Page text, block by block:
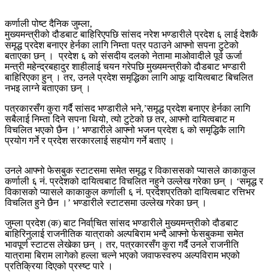
कर्णाली पोष्ट दैनिक जुम्ला,
मुख्यमन्त्रीको दौडबाट बाहिरिएपछि सांसद नरेश भण्डारीले प्रदेश ६ लाई देशकै
समृद्ध प्रदेश बनाएर हेर्नका लागि निम्ता पत्र पठाउने आफ्नो सपना टुटेको
बताएका छन् । प्रदेश ६ को संसदीय दलको नेतामा माओवादीले पूर्व ऊर्जा
मन्त्री महेन्द्रबहादुर शाहीलाई चयन गरेपछि मुख्यमन्त्रीको दौडबाट भण्डारी
बाहिरिएका हुन् । तर, उनले प्रदेश समृद्धिका लागि आफू दायित्वबाट बिचलित
नभइ लाग्ने बताएका छन् ।
पत्रकारसँग कुरा गर्दै सांसद भण्डारीले भने,’समृद्ध प्रदेश बनाएर हेर्नका लागि
सबैलाई निम्ता दिने सपना थियो, त्यो टुटेको छ तर, आफ्नो दायित्वबाट म
विचलित भएको छैन ।’ भण्डारीले आफ्नो भजन प्रदेश ६ को समृद्धिकै लागि
प्रयोग गर्ने र प्रदेश सरकारलाई सहयोग गर्ने बताए ।
उनले आफ्नो फेसबुक स्टाटसमा समेत समृद्ध र विकाससको प्यासले काकाकुल
कर्णाली ६ नं. प्रदेशको दायित्वबाट विचलित नहुने उल्लेख गरेका छन् । ‘समृद्ध र
विकासको प्यासले काकाकुल कर्णाली ६ नं. प्रदेशप्रतिको दायित्वबाट रत्तिभर
विचलित हुने छैन ।’ भण्डारीले स्टाटसमा उल्लेख गरेका छन् ।
जुम्ला प्रदेश (क) बाट निर्वा्चित सांसद भण्डारीले मुख्यमन्त्रीको दौडबाट
बाहिरिनुलाई राजनीतिक यात्राको अल्पबिराम भन्दै आफ्नो फेसबुकमा समेत
भावपूर्ण स्टाटस लेखेका छन् । तर, पत्रकारसँग कुरा गर्दै उनले राजनीति
यात्रामा बिराम लागेको हल्ला चल्ने भएको जवाफस्वरुप अल्पविराम भएको
प्रतिक्रिया दिएको प्रस्ष्ट पारे ।